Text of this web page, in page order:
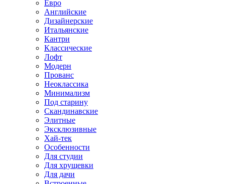
Евро
Английские
Дизайнерские
Итальянские
Кантри
Классические
Лофт
Модерн
Прованс
Неоклассика
Минимализм
Под старину
Скандинавские
Элитные
Эксклюзивные
Хай-тек
Особенности
Для студии
Для хрущевки
Для дачи